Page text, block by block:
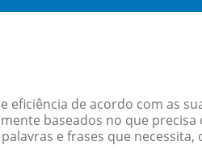
eficiência de acordo com as
baseados no que precisa
e frases que necessita,